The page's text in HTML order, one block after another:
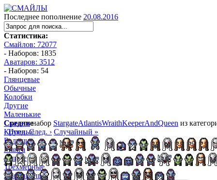
Последнее пополнение 20.08.2016
Статистика:
Смайлов: 72077
- Наборов: 1835
Аватаров: 3512
- Наборов: 54
Глянцевые
Обычные
Колобки
Другие
Маленькие
Средние
Крупные
Большие
Манга
Аниме
Трёхмерные
Алфавитные
Скачатьнабор StargateAtlantisWraithKeeperAndQueen из
‹ Пред. След. › Случайный »